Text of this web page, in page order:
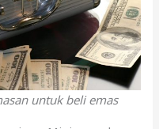
untuk beli emas
Minimum dua
nak jual balik, kita
– 10% kalau harga